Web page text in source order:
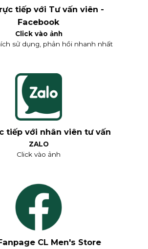
tiếp với Tư vấn viên -
Facebook
Click vào ảnh
sử dụng, phản hồi nhanh nhất
tiếp với nhân viên tư vấn
ZALO
Click vào ảnh
CL Men's Store